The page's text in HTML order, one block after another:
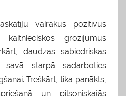
vairākus pozitīvus
kaitnieciskos grozījumus
daudzas sabiedriskas
savā starpā sadarboties
Treškārt, tika panākts,
un pilsoniskajās